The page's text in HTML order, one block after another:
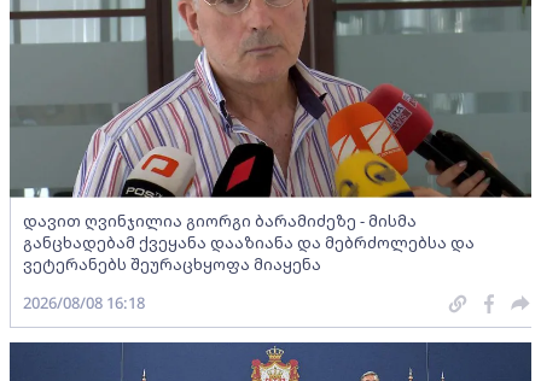
დავით ღვინჯილია გიორგი ბარამიძეზე - მისმა
განცხადებამ ქვეყანა დააზიანა და მებრძოლებსა და
ვეტერანებს შეურაცხყოფა მიაყენა
2026/08/08 16:18